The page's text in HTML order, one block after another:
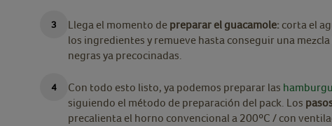
Llega el momento de preparar el guacamole: corta el
los ingredientes y remueve hasta conseguir una
negras ya precocinadas.
Con todo esto listo, ya podemos preparar las
siguiendo el método de preparación del pack. Los
precalienta el horno convencional a 200ºC / con